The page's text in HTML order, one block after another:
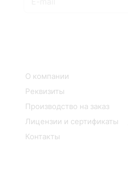
О компании
Реквизиты
Производство на заказ
Лицензии и сертификаты
Контакты